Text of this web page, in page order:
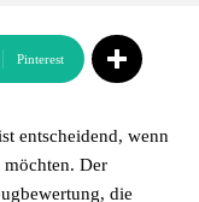
Pinterest
entscheidend, wenn
Der
die